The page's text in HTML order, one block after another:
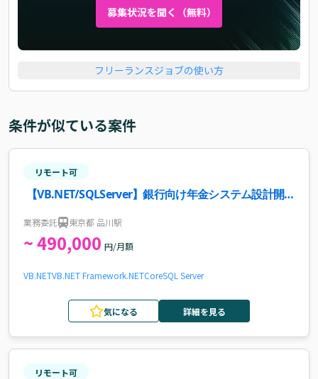
募集状況を聞く（無料）
フリーランスジョブの使い方
条件が似ている案件
リモート可
【VB.NET/SQLServer】銀行向け年金システム設計開
業務委託 東京都 品川駅
~ 490,000 円/月額
VB.NETVB.NET Framework.NETCoreSQL Server
気になる 詳細を見る
リモート可